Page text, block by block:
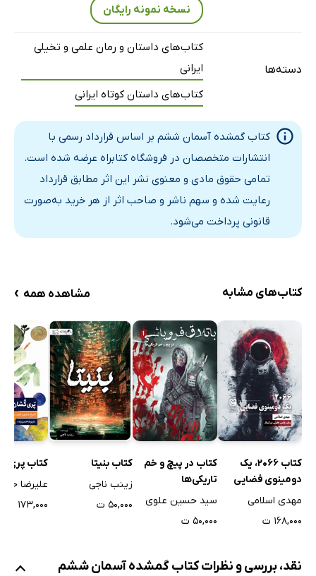
نسخه نمونه رایگان
دسته‌ها
کتاب‌های داستان و رمان علمی و تخیلی
ایرانی
کتاب‌های داستان کوتاه ایرانی
کتاب گمشده آسمان ششم بر اساس قرارداد رسمی با
انتشارات متخصصان در فروشگاه کتابراه عرضه شده است.
تمامی حقوق مادی و معنوی نشر این اثر مطابق قرارداد
رعایت شده و سهم ناشر و صاحب اثر از هر خرید به‌صورت
قانونی پرداخت می‌شود.
کتاب‌های مشابه مشاهده همه ›
کتاب 2066، یک
دومینوی فضایی
مهدی اسلامی
۱۶۸,۰۰۰ ت
کتاب در پیچ و خم
تاریکی‌ها
سید حسین علوی
۵۰,۰۰۰ ت
کتاب بنیتا
زینب ناجی
۵۰,۰۰۰ ت
کتاب پری
علیرضا
۱۷۳,۰۰۰ ت
نقد، بررسی و نظرات کتاب گمشده آسمان ششم